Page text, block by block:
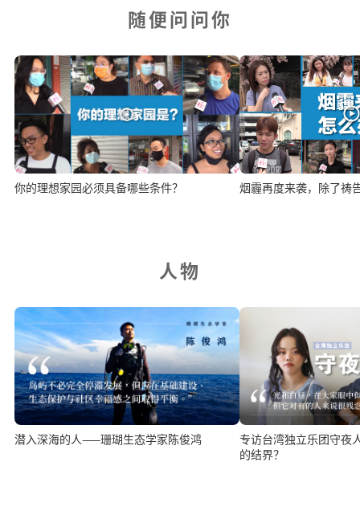
随便问问你
你的理想家园必须具备哪些条件？ 烟霾再度来袭，除了祷
人物
潜入深海的人——珊瑚生态学家陈俊鸿
专访台湾独立乐团守夜
的结界？